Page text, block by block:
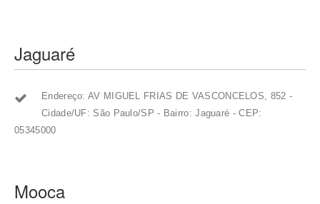
Jaguaré
Endereço: AV MIGUEL FRIAS DE VASCONCELOS, 852 -
Cidade/UF: São Paulo/SP - Bairro: Jaguaré - CEP:
05345000
Mooca